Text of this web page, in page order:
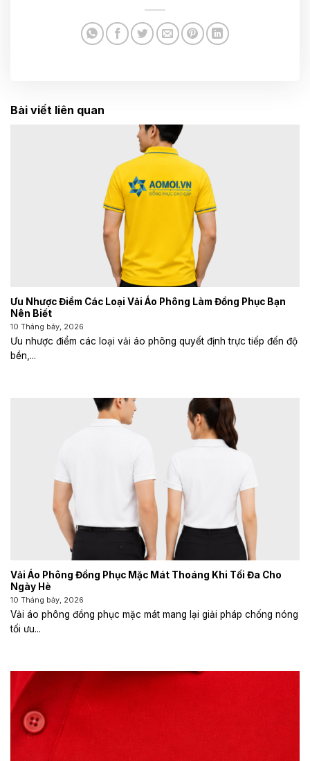
Bài viết liên quan
Ưu Nhược Điểm Các Loại Vải Áo Phông Làm Đồng Phục Bạn
Nên Biết
10 Tháng bảy, 2026
Ưu nhược điểm các loại vải áo phông quyết định trực tiếp đến độ
bền,...
Vải Áo Phông Đồng Phục Mặc Mát Thoáng Khi Tối Đa Cho
Ngày Hè
10 Tháng bảy, 2026
Vải áo phông đồng phục mặc mát mang lại giải pháp chống nóng
tối ưu...